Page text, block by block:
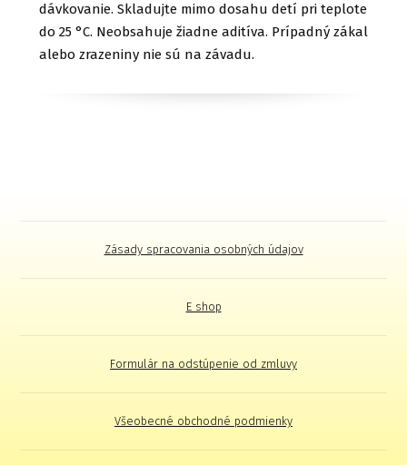
dávkovanie. Skladujte mimo dosahu detí pri teplote
do 25 °C. Neobsahuje žiadne aditíva. Prípadný zákal
alebo zrazeniny nie sú na závadu.
Zásady spracovania osobných údajov
E shop
Formulár na odstúpenie od zmluvy
Všeobecné obchodné podmienky